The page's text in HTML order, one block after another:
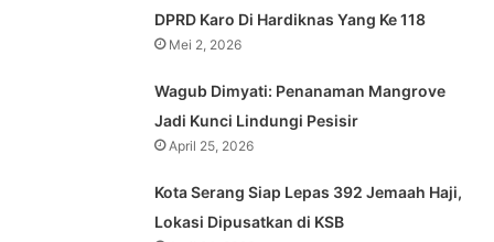
DPRD Karo Di Hardiknas Yang Ke 118
Mei 2, 2026
Wagub Dimyati: Penanaman Mangrove
Jadi Kunci Lindungi Pesisir
April 25, 2026
Kota Serang Siap Lepas 392 Jemaah Haji,
Lokasi Dipusatkan di KSB